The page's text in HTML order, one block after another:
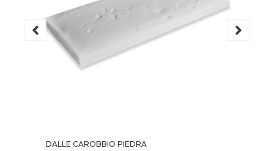
DALLE CAROBBIO PIEDRA